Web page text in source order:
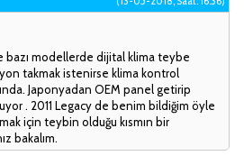
bazı modellerde dijital klima teybe
takmak istenirse klima kontrol
Japonyadan OEM panel getirip
. 2011 Legacy de benim bildiğim öyle
için teybin olduğu kısmın bir
bakalım.